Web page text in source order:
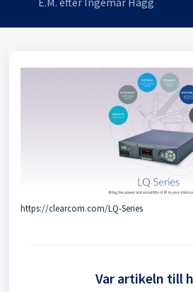
https://clearcom.com/LQ-Series
Var artikeln till